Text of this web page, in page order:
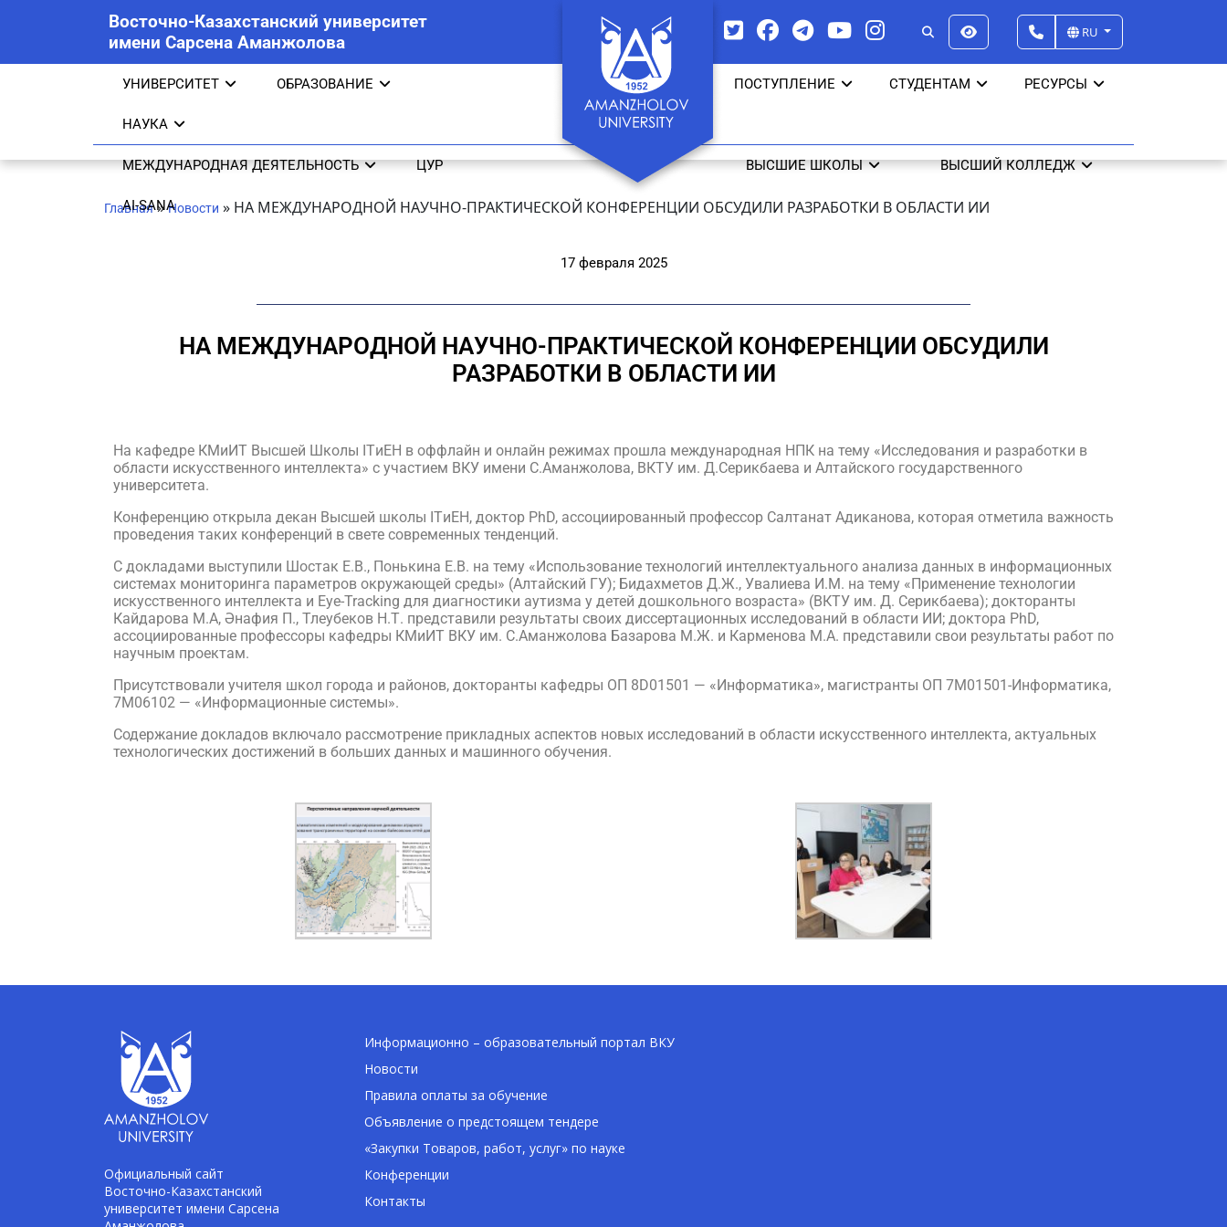
Восточно-Казахстанский университет
имени Сарсена Аманжолова
RU
УНИВЕРСИТЕТ ОБРАЗОВАНИЕ
НАУКА
ПОСТУПЛЕНИЕ СТУДЕНТАМ РЕСУРСЫ
МЕЖДУНАРОДНАЯ ДЕЯТЕЛЬНОСТЬ ЦУР
AI-SANA
ВЫСШИЕ ШКОЛЫ ВЫСШИЙ КОЛЛЕДЖ
Главная»Новости » НА МЕЖДУНАРОДНОЙ НАУЧНО-ПРАКТИЧЕСКОЙ КОНФЕРЕНЦИИ ОБСУДИЛИ РАЗРАБОТКИ В ОБЛАСТИ ИИ
17 февраля 2025
НА МЕЖДУНАРОДНОЙ НАУЧНО-ПРАКТИЧЕСКОЙ КОНФЕРЕНЦИИ ОБСУДИЛИ
РАЗРАБОТКИ В ОБЛАСТИ ИИ
На кафедре КМиИТ Высшей Школы ITиЕН в оффлайн и онлайн режимах прошла международная НПК на тему «Исследования и разработки в
области искусственного интеллекта» с участием ВКУ имени С.Аманжолова, ВКТУ им. Д.Серикбаева и Алтайского государственного
университета.
Конференцию открыла декан Высшей школы ITиЕН, доктор PhD, ассоциированный профессор Салтанат Адиканова, которая отметила важность
проведения таких конференций в свете современных тенденций.
С докладами выступили Шостак Е.В., Понькина Е.В. на тему «Использование технологий интеллектуального анализа данных в информационных
системах мониторинга параметров окружающей среды» (Алтайский ГУ); Бидахметов Д.Ж., Увалиева И.М. на тему «Применение технологии
искусственного интеллекта и Eye-Tracking для диагностики аутизма у детей дошкольного возраста» (ВКТУ им. Д. Серикбаева); докторанты
Кайдарова М.А, Әнафия П., Тлеубеков Н.Т. представили результаты своих диссертационных исследований в области ИИ; доктора PhD,
ассоциированные профессоры кафедры КМиИТ ВКУ им. С.Аманжолова Базарова М.Ж. и Карменова М.А. представили свои результаты работ по
научным проектам.
Присутствовали учителя школ города и районов, докторанты кафедры ОП 8D01501 — «Информатика», магистранты ОП 7М01501-Информатика,
7М06102 — «Информационные системы».
Содержание докладов включало рассмотрение прикладных аспектов новых исследований в области искусственного интеллекта, актуальных
технологических достижений в больших данных и машинного обучения.
Официальный сайт
Восточно-Казахстанский
университет имени Сарсена
Информационно – образовательный портал ВКУ
Новости
Правила оплаты за обучение
Объявление о предстоящем тендере
«Закупки Товаров, работ, услуг» по науке
Конференции
Контакты
AI-Talapker